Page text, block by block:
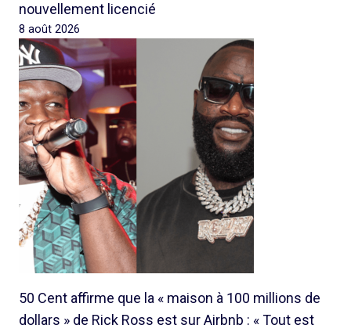
nouvellement licencié
8 août 2026
50 Cent affirme que la « maison à 100 millions de
dollars » de Rick Ross est sur Airbnb : « Tout est